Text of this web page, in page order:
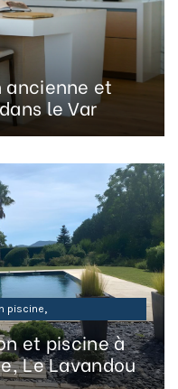
ancienne et
le Var
piscine,
et piscine à
Le Lavandou